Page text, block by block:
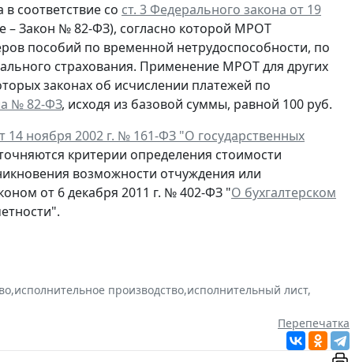
соответствие со ст. 3 Федерального закона от 19
– Закон № 82-ФЗ), согласно которой МРОТ
пособий по временной нетрудоспособности, по
страхования. Применение МРОТ для других
законах об исчислении платежей по
№ 82-ФЗ, исходя из базовой суммы, равной 100 руб.
14 ноября 2002 г. № 161-ФЗ "О государственных
критерии определения стоимости
возможности отчуждения или
от 6 декабря 2011 г. № 402-ФЗ "О бухгалтерском
,исполнительное производство,исполнительный лист,
Перепечатка